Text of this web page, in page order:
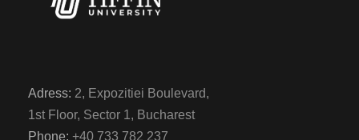
Adress: 2, Expozitiei Boulevard,
1st Floor, Sector 1, Bucharest
Phone: +40 733 782 237